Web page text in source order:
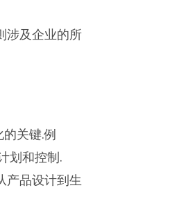
涉及企业的所
关键.例
划和控制.
产品设计到生